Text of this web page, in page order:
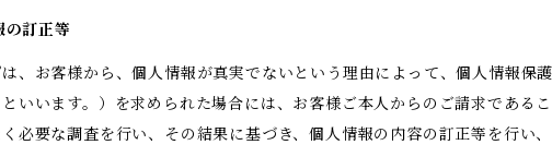
の訂正等
、お客様から、個人情報が真実でないという理由によって、個人情報保
といいます。）を求められた場合には、お客様ご本人からのご請求であ
必要な調査を行い、その結果に基づき、個人情報の内容の訂正等を行い